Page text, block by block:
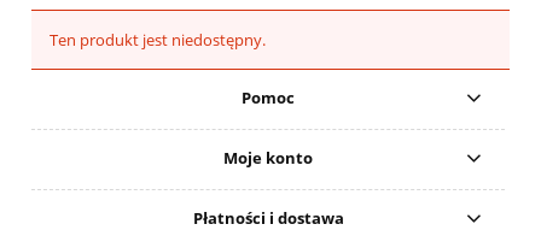
Ten produkt jest niedostępny.
Pomoc
Moje konto
Płatności i dostawa